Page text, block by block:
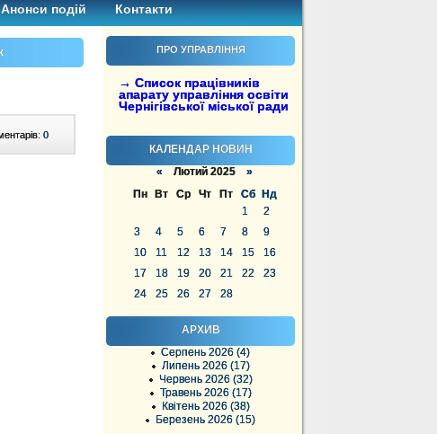
Анонси подій Контакти
ПРО УПРАВЛІННЯ
→ Список працівників
апарату управління освіти
Чернігівської міської ради
КАЛЕНДАР НОВИН
« Лютий 2025 »
Пн
Вт Ср Чт Пт Сб
Нд
1
2
3
4 5 6 7 8
9
10
11 12 13 14 15
16
17
18 19 20 21 22
23
24
25 26 27 28
АРХИВ
Серпень 2026 (4)
Липень 2026 (17)
Червень 2026 (32)
Травень 2026 (17)
Квітень 2026 (38)
Березень 2026 (15)
0